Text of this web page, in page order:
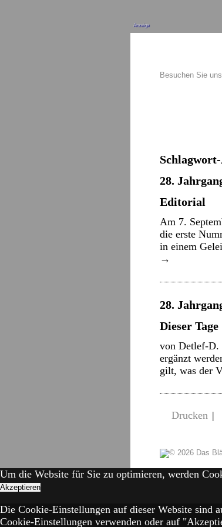
Anzeige
Besuchen Sie
28.
Editorial
Am 7.
die erste
in einem
→
28.
Dieser Tage
von Detlef-D.
ergänzt
gilt, was der
Drucken |
Um die Website für Sie zu optimieren, werden
Akzeptieren
Die Cookie-Einstellungen auf dieser Website sind
Cookie-Einstellungen verwenden oder auf